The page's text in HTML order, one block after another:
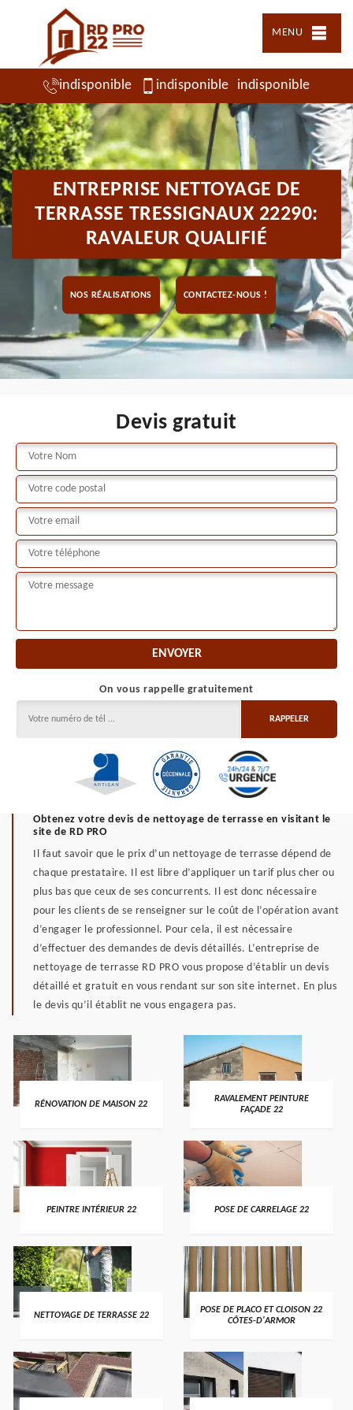
MENU
indisponible indisponible indisponible
ENTREPRISE NETTOYAGE DE
TERRASSE TRESSIGNAUX 22290:
RAVALEUR QUALIFIÉ
NOS RÉALISATIONS CONTACTEZ-NOUS !
Devis gratuit
On vous rappelle gratuitement
Obtenez votre devis de nettoyage de terrasse en visitant le
site de RD PRO
Il faut savoir que le prix d’un nettoyage de terrasse dépend de
chaque prestataire. Il est libre d’appliquer un tarif plus cher ou
plus bas que ceux de ses concurrents. Il est donc nécessaire
pour les clients de se renseigner sur le coût de l’opération avant
d’engager le professionnel. Pour cela, il est nécessaire
d’effectuer des demandes de devis détaillés. L’entreprise de
nettoyage de terrasse RD PRO vous propose d’établir un devis
détaillé et gratuit en vous rendant sur son site internet. En plus
le devis qu’il établit ne vous engagera pas.
RÉNOVATION DE MAISON 22
RAVALEMENT PEINTURE
FAÇADE 22
PEINTRE INTÉRIEUR 22 POSE DE CARRELAGE 22
NETTOYAGE DE TERRASSE 22
POSE DE PLACO ET CLOISON 22
CÔTES-D'ARMOR